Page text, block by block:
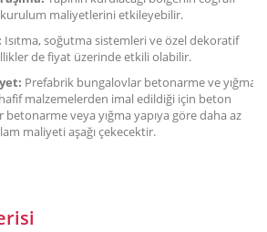
kurulum maliyetlerini etkileyebilir.
Isıtma, soğutma sistemleri ve özel dekoratif
de fiyat üzerinde etkili olabilir.
Prefabrik bungalovlar betonarme ve yığma
malzemelerden imal edildiği için beton
veya yığma yapıya göre daha az
maliyeti aşağı çekecektir.